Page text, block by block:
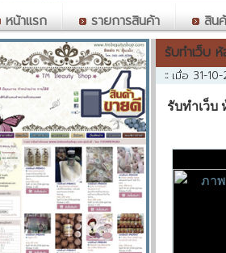
หน้าแรก รายการสินค้า สินค้
รับทำเว็บ
:: เมื่อ 31-
รับทำเว็บ